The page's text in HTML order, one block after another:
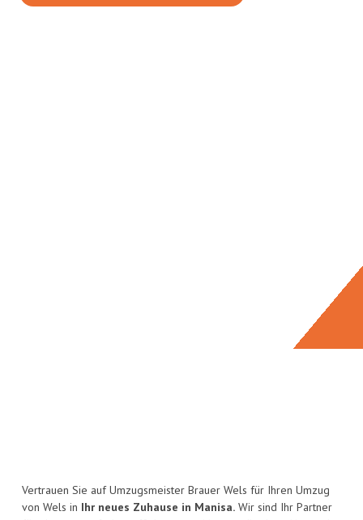
Vertrauen Sie auf Umzugsmeister Brauer Wels für Ihren Umzug
von Wels in Ihr neues Zuhause in Manisa. Wir sind Ihr Partner